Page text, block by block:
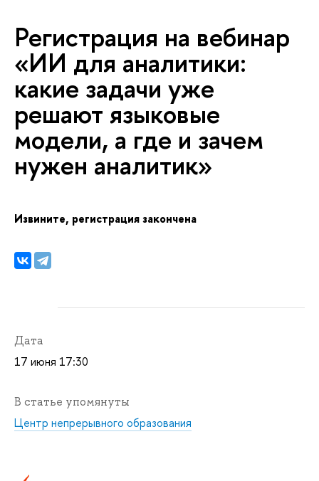
Регистрация на вебинар
«ИИ для аналитики:
какие задачи уже
решают языковые
модели, а где и зачем
нужен аналитик»
Извините, регистрация закончена
Дата
17 июня 17:30
статье упомянуты
Центр непрерывного образования